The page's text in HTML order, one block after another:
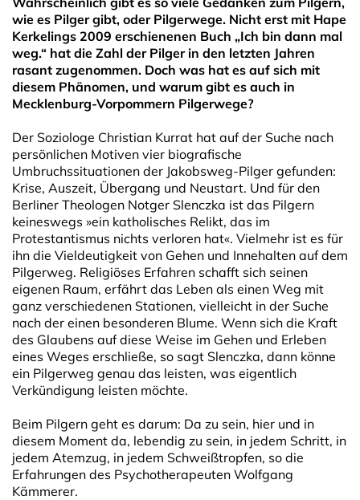
wie es Pilger gibt, oder Pilgerwege. Nicht erst mit Hape
Kerkelings 2009 erschienenen Buch „Ich bin dann mal
weg.“ hat die Zahl der Pilger in den letzten Jahren
rasant zugenommen. Doch was hat es auf sich mit
diesem Phänomen, und warum gibt es auch in
Mecklenburg-Vorpommern Pilgerwege?
Der Soziologe Christian Kurrat hat auf der Suche nach
persönlichen Motiven vier biografische
Umbruchssituationen der Jakobsweg-Pilger gefunden:
Krise, Auszeit, Übergang und Neustart. Und für den
Berliner Theologen Notger Slenczka ist das Pilgern
keineswegs »ein katholisches Relikt, das im
Protestantismus nichts verloren hat«. Vielmehr ist es für
ihn die Vieldeutigkeit von Gehen und Innehalten auf dem
Pilgerweg. Religiöses Erfahren schafft sich seinen
eigenen Raum, erfährt das Leben als einen Weg mit
ganz verschiedenen Stationen, vielleicht in der Suche
nach der einen besonderen Blume. Wenn sich die Kraft
des Glaubens auf diese Weise im Gehen und Erleben
eines Weges erschließe, so sagt Slenczka, dann könne
ein Pilgerweg genau das leisten, was eigentlich
Verkündigung leisten möchte.
Beim Pilgern geht es darum: Da zu sein, hier und in
diesem Moment da, lebendig zu sein, in jedem Schritt, in
jedem Atemzug, in jedem Schweißtropfen, so die
Erfahrungen des Psychotherapeuten Wolfgang
Kämmerer.